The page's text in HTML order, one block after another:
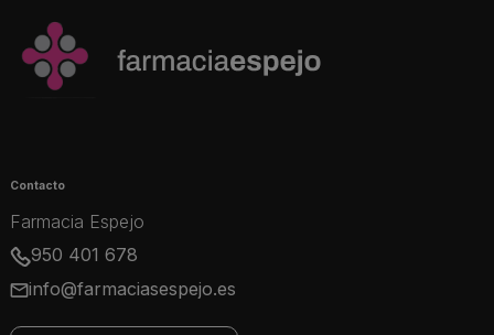
Contacto
Farmacia Espejo
950 401 678
info@farmaciasespejo.es